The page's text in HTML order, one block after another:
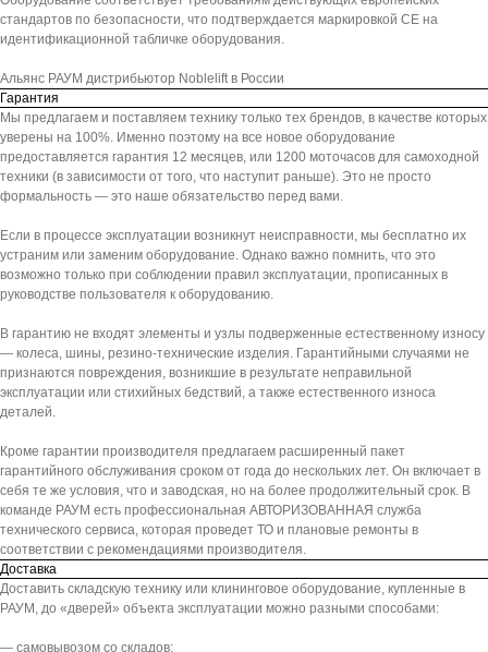
стандартов по безопасности, что подтверждается маркировкой СЕ на
идентификационной табличке оборудования.
Альянс РАУМ дистрибьютор Noblelift в России
Гарантия
Мы предлагаем и поставляем технику только тех брендов, в качестве которых
уверены на 100%. Именно поэтому на все новое оборудование
предоставляется гарантия 12 месяцев, или 1200 моточасов для самоходной
техники (в зависимости от того, что наступит раньше). Это не просто
формальность — это наше обязательство перед вами.
Если в процессе эксплуатации возникнут неисправности, мы бесплатно их
устраним или заменим оборудование. Однако важно помнить, что это
возможно только при соблюдении правил эксплуатации, прописанных в
руководстве пользователя к оборудованию.
В гарантию не входят элементы и узлы подверженные естественному износу
— колеса, шины, резино-технические изделия. Гарантийными случаями не
признаются повреждения, возникшие в результате неправильной
эксплуатации или стихийных бедствий, а также естественного износа
деталей.
Кроме гарантии производителя предлагаем расширенный пакет
гарантийного обслуживания сроком от года до нескольких лет. Он включает в
себя те же условия, что и заводская, но на более продолжительный срок. В
команде РАУМ есть профессиональная АВТОРИЗОВАННАЯ служба
технического сервиса, которая проведет ТО и плановые ремонты в
соответствии с рекомендациями производителя.
Доставка
Доставить складскую технику или клининговое оборудование, купленные в
РАУМ, до «дверей» объекта эксплуатации можно разными способами:
— самовывозом со складов: